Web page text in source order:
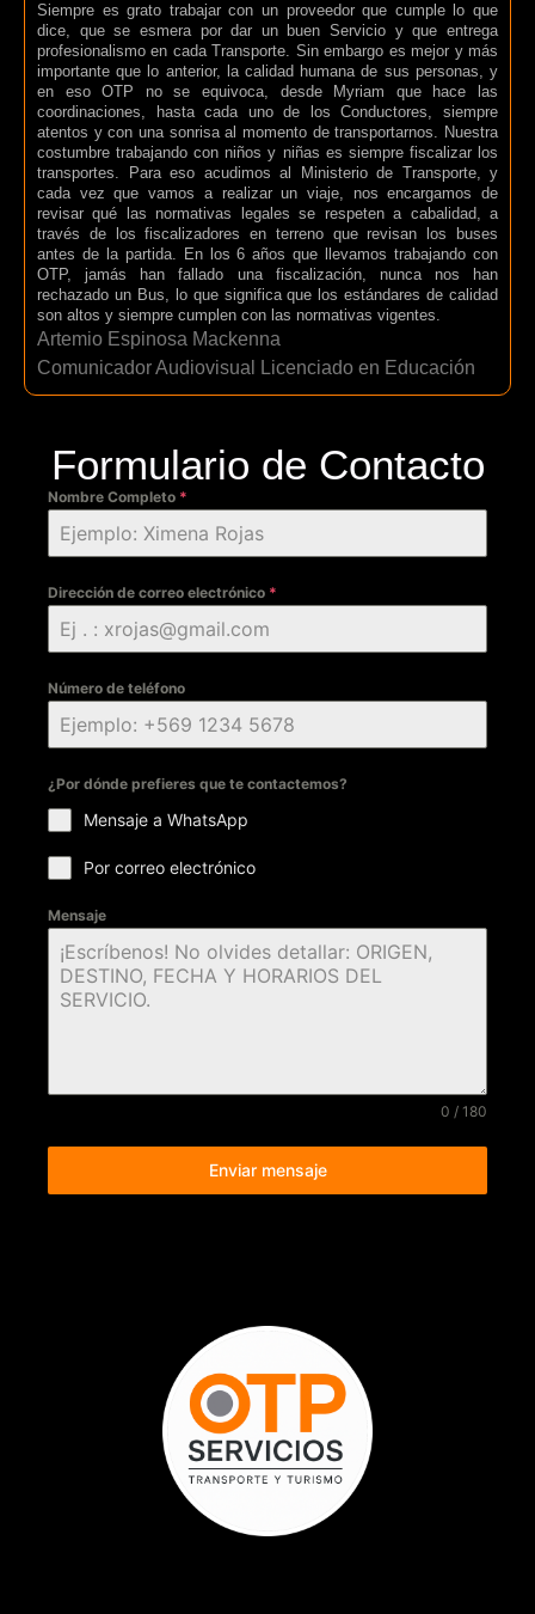
Siempre es grato trabajar con un proveedor que cumple lo que
dice, que se esmera por dar un buen Servicio y que entrega
profesionalismo en cada Transporte. Sin embargo es mejor y más
importante que lo anterior, la calidad humana de sus personas, y
en eso OTP no se equivoca, desde Myriam que hace las
coordinaciones, hasta cada uno de los Conductores, siempre
atentos y con una sonrisa al momento de transportarnos. Nuestra
costumbre trabajando con niños y niñas es siempre fiscalizar los
transportes. Para eso acudimos al Ministerio de Transporte, y
cada vez que vamos a realizar un viaje, nos encargamos de
revisar qué las normativas legales se respeten a cabalidad, a
través de los fiscalizadores en terreno que revisan los buses
antes de la partida. En los 6 años que llevamos trabajando con
OTP, jamás han fallado una fiscalización, nunca nos han
rechazado un Bus, lo que significa que los estándares de calidad
son altos y siempre cumplen con las normativas vigentes.
Artemio Espinosa Mackenna
Comunicador Audiovisual Licenciado en Educación
Formulario de Contacto
Nombre Completo *
Dirección de correo electrónico *
Número de teléfono
¿Por dónde prefieres que te contactemos?
Mensaje a WhatsApp
Por correo electrónico
Mensaje
0 / 180
Enviar mensaje